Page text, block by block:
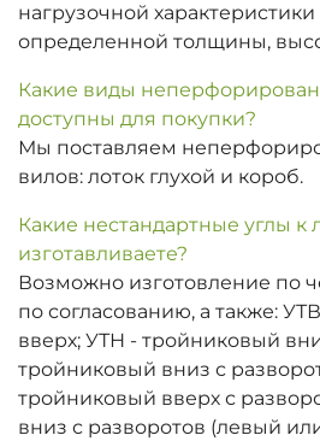
нагрузочной характеристики
определенной толщины,
Какие виды
доступны для покупки?
Мы поставляем
вилов: лоток глухой и короб.
Какие нестандартные углы к
изготавливаете?
Возможно изготовление по
по согласованию, а также:
вверх; УТН - тройниковый
тройниковый вниз с
тройниковый вверх с
вниз с разворотов (левый